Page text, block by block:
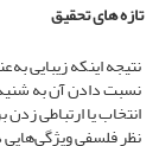
تازه های تحقیق
نتیجه اینکه زیبایی
نسبت دادن آن به
انتخاب یا ارتباطی
نظر فلسفی